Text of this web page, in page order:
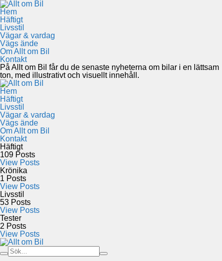
Hem
Häftigt
Livsstil
Vägar & vardag
Vägs ände
Om Allt om Bil
Kontakt
På Allt om Bil får du de senaste nyheterna om bilar i en lättsam
ton, med illustrativt och visuellt innehåll.
Hem
Häftigt
Livsstil
Vägar & vardag
Vägs ände
Om Allt om Bil
Kontakt
Häftigt
109 Posts
View Posts
Krönika
1 Posts
View Posts
Livsstil
53 Posts
View Posts
Tester
2 Posts
View Posts